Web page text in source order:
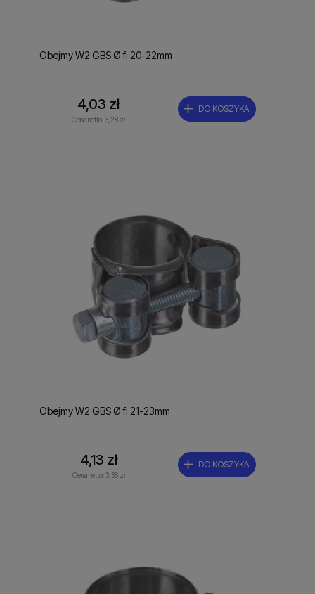
Obejmy W2 GBS Ø fi 20-22mm
4,03 zł
Cena netto:3,28 zł
DO KOSZYKA
Obejmy W2 GBS Ø fi 21-23mm
4,13 zł
Cena netto:3,36 zł
DO KOSZYKA